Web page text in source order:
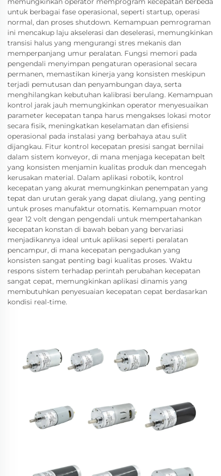
untuk berbagai fase operasional, seperti startup, operasi
normal, dan proses shutdown. Kemampuan pemrograman
ini mencakup laju akselerasi dan deselerasi, memungkinkan
transisi halus yang mengurangi stres mekanis dan
memperpanjang umur peralatan. Fungsi memori pada
pengendali menyimpan pengaturan operasional secara
permanen, memastikan kinerja yang konsisten meskipun
terjadi pemutusan dan penyambungan daya, serta
menghilangkan kebutuhan kalibrasi berulang. Kemampuan
kontrol jarak jauh memungkinkan operator menyesuaikan
parameter kecepatan tanpa harus mengakses lokasi motor
secara fisik, meningkatkan keselamatan dan efisiensi
operasional pada instalasi yang berbahaya atau sulit
dijangkau. Fitur kontrol kecepatan presisi sangat bernilai
dalam sistem konveyor, di mana menjaga kecepatan belt
yang konsisten menjamin kualitas produk dan mencegah
kerusakan material. Dalam aplikasi robotik, kontrol
kecepatan yang akurat memungkinkan penempatan yang
tepat dan urutan gerak yang dapat diulang, yang penting
untuk proses manufaktur otomatis. Kemampuan motor
gear 12 volt dengan pengendali untuk mempertahankan
kecepatan konstan di bawah beban yang bervariasi
menjadikannya ideal untuk aplikasi seperti peralatan
pencampur, di mana kecepatan pengadukan yang
konsisten sangat penting bagi kualitas proses. Waktu
respons sistem terhadap perintah perubahan kecepatan
sangat cepat, memungkinkan aplikasi dinamis yang
membutuhkan penyesuaian kecepatan cepat berdasarkan
kondisi real-time.